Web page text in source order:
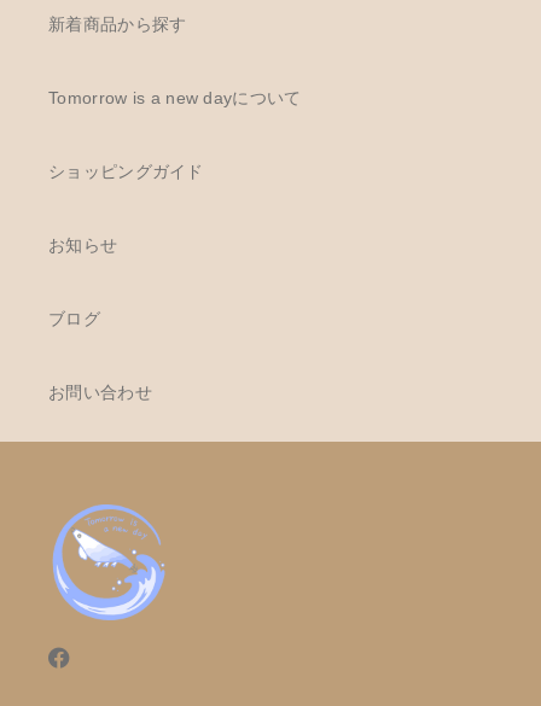
新着商品から探す
Tomorrow is a new dayについて
ショッピングガイド
お知らせ
ブログ
お問い合わせ